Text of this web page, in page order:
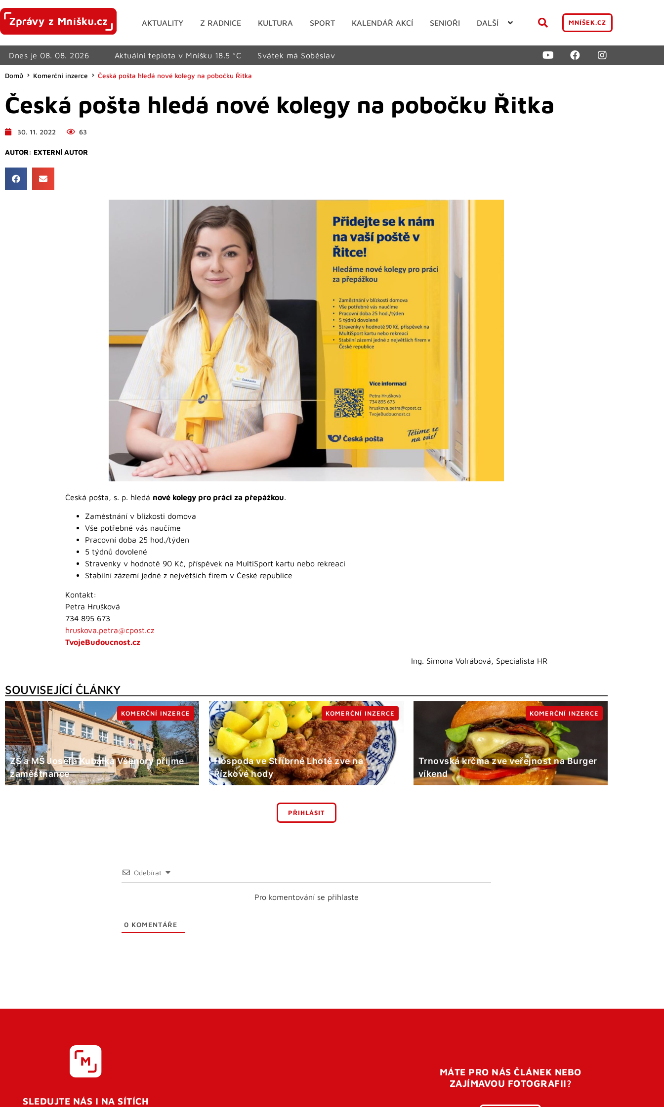
AKTUALITY Z RADNICE KULTURA SPORT KALENDÁŘ AKCÍ SENIOŘI DALŠÍ MNÍŠEK.CZ
Dnes je 08. 08. 2026 Aktuální teplota v Mníšku 18.5 °C Svátek má Soběslav
Domů Komerční inzerce Česká pošta hledá nové kolegy na pobočku Řitka
Česká pošta hledá nové kolegy na pobočku Řitka
30. 11. 2022 63
AUTOR: EXTERNÍ AUTOR
Česká pošta, s. p. hledá nové kolegy pro práci za přepážkou.
Zaměstnání v blízkosti domova
Vše potřebné vás naučíme
Pracovní doba 25 hod./týden
5 týdnů dovolené
Stravenky v hodnotě 90 Kč, příspěvek na MultiSport kartu nebo rekreaci
Stabilní zázemí jedné z největších firem v České republice
Kontakt:
Petra Hrušková
734 895 673
hruskova.petra@cpost.cz
TvojeBudoucnost.cz
Ing. Simona Volrábová, Specialista HR
SOUVISEJÍCÍ ČLÁNKY
ZŠ a MŠ Josefa Kubálka Všenory přijme
zaměstnance
KOMERČNÍ INZERCE
Hospoda ve Stříbrné Lhotě zve na
Řízkové hody
KOMERČNÍ INZERCE
Trnovská krčma zve veřejnost na Burger
víkend
KOMERČNÍ INZERCE
PŘIHLÁSIT
Odebírat
Pro komentování se přihlaste
0 KOMENTÁŘE
SLEDUJTE NÁS I NA SÍTÍCH
MÁTE PRO NÁS ČLÁNEK NEBO
ZAJÍMAVOU FOTOGRAFII?